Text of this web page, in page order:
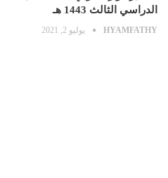
الدراسي الثالث 1443 هـ
HYAMFATHY يوليو 2, 2021